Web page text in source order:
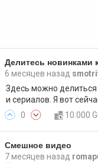
Делитесь новинками
6 месяцев назад
Здесь можно
и сериалов. Я вот
0
10.000
Смешное видео
7 месяцев назад